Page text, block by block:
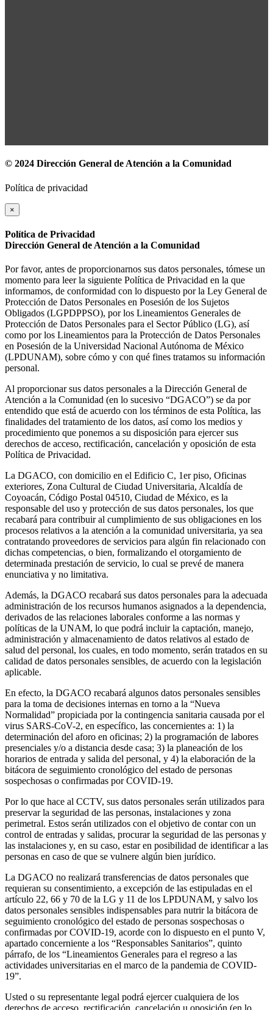
© 2024 Dirección General de Atención a la Comunidad
Política de privacidad
×
Política de Privacidad
Dirección General de Atención a la Comunidad
Por favor, antes de proporcionarnos sus datos personales, tómese un
momento para leer la siguiente Política de Privacidad en la que
informamos, de conformidad con lo dispuesto por la Ley General de
Protección de Datos Personales en Posesión de los Sujetos
Obligados (LGPDPPSO), por los Lineamientos Generales de
Protección de Datos Personales para el Sector Público (LG), así
como por los Lineamientos para la Protección de Datos Personales
en Posesión de la Universidad Nacional Autónoma de México
(LPDUNAM), sobre cómo y con qué fines tratamos su información
personal.
Al proporcionar sus datos personales a la Dirección General de
Atención a la Comunidad (en lo sucesivo “DGACO”) se da por
entendido que está de acuerdo con los términos de esta Política, las
finalidades del tratamiento de los datos, así como los medios y
procedimiento que ponemos a su disposición para ejercer sus
derechos de acceso, rectificación, cancelación y oposición de esta
Política de Privacidad.
La DGACO, con domicilio en el Edificio C, 1er piso, Oficinas
exteriores, Zona Cultural de Ciudad Universitaria, Alcaldía de
Coyoacán, Código Postal 04510, Ciudad de México, es la
responsable del uso y protección de sus datos personales, los que
recabará para contribuir al cumplimiento de sus obligaciones en los
procesos relativos a la atención a la comunidad universitaria, ya sea
contratando proveedores de servicios para algún fin relacionado con
dichas competencias, o bien, formalizando el otorgamiento de
determinada prestación de servicio, lo cual se prevé de manera
enunciativa y no limitativa.
Además, la DGACO recabará sus datos personales para la adecuada
administración de los recursos humanos asignados a la dependencia,
derivados de las relaciones laborales conforme a las normas y
políticas de la UNAM, lo que podrá incluir la captación, manejo,
administración y almacenamiento de datos relativos al estado de
salud del personal, los cuales, en todo momento, serán tratados en su
calidad de datos personales sensibles, de acuerdo con la legislación
aplicable.
En efecto, la DGACO recabará algunos datos personales sensibles
para la toma de decisiones internas en torno a la “Nueva
Normalidad” propiciada por la contingencia sanitaria causada por el
virus SARS-CoV-2, en específico, las concernientes a: 1) la
determinación del aforo en oficinas; 2) la programación de labores
presenciales y/o a distancia desde casa; 3) la planeación de los
horarios de entrada y salida del personal, y 4) la elaboración de la
bitácora de seguimiento cronológico del estado de personas
sospechosas o confirmadas por COVID-19.
Por lo que hace al CCTV, sus datos personales serán utilizados para
preservar la seguridad de las personas, instalaciones y zona
perimetral. Estos serán utilizados con el objetivo de contar con un
control de entradas y salidas, procurar la seguridad de las personas y
las instalaciones y, en su caso, estar en posibilidad de identificar a las
personas en caso de que se vulnere algún bien jurídico.
La DGACO no realizará transferencias de datos personales que
requieran su consentimiento, a excepción de las estipuladas en el
artículo 22, 66 y 70 de la LG y 11 de los LPDUNAM, y salvo los
datos personales sensibles indispensables para nutrir la bitácora de
seguimiento cronológico del estado de personas sospechosas o
confirmadas por COVID-19, acorde con lo dispuesto en el punto V,
apartado concerniente a los “Responsables Sanitarios”, quinto
párrafo, de los “Lineamientos Generales para el regreso a las
actividades universitarias en el marco de la pandemia de COVID-
19”.
Usted o su representante legal podrá ejercer cualquiera de los